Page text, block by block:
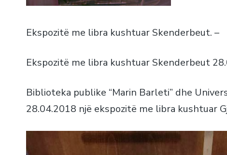
Ekspozitë me libra kushtuar Skenderbeut. –
Ekspozitë me libra kushtuar Skenderbeut
Biblioteka publike “Marin Barleti” dhe
28.04.2018 një ekspozitë me libra kushtuar